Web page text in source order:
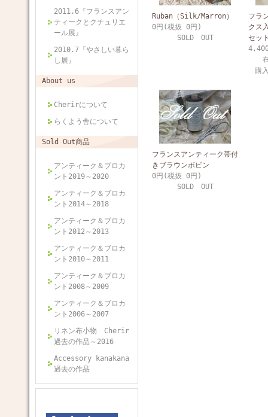
2011.6『フランスアン
ティークとクチュリエ
ール展』
2010.7『やさしい暮ら
し展』
About us
Cherirについて
らくよう舎について
Sold Out商品
アンティーク＆ブロカ
ント2019～2020
アンティーク＆ブロカ
ント2014～2018
アンティーク＆ブロカ
ント2012～2013
アンティーク＆ブロカ
ント2010～2011
アンティーク＆ブロカ
ント2008～2009
アンティーク＆ブロカ
ント2006～2007
リネン布小物 Cherir
過去の作品～2016
Accessory kanakana
過去の作品
Ruban（Silk/Marron）
0円(税抜 0円)
SOLD OUT
フラ
クス
セッ
購
フランスアンティーク帯付
きブラウンボビン
0円(税抜 0円)
SOLD OUT